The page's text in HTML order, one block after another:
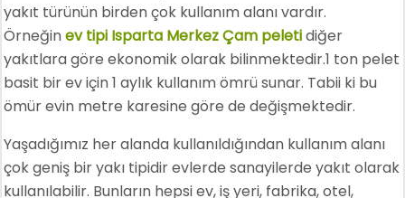
yakıt türünün birden çok kullanım alanı vardır.
Örneğinev tipi Isparta Merkez Çam peletidiğer
yakıtlara göre ekonomik olarak bilinmektedir.1 ton pelet
basit bir ev için 1 aylık kullanım ömrü sunar. Tabii ki bu
ömür evin metre karesine göre de değişmektedir.
Yaşadığımız her alanda kullanıldığından kullanım alanı
çok geniş bir yakı tipidir evlerde sanayilerde yakıt olarak
kullanılabilir. Bunların hepsi ev, iş yeri, fabrika, otel,